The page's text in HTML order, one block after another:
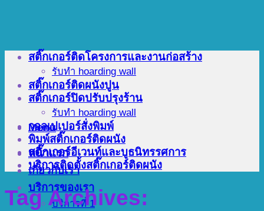
Menu
หน้าแรก
เกี่ยวกับเรา
บริการของเรา
บริการที่ 1
สติ๊กเกอร์ติดโครงการและงานก่อสร้าง
รับทำ hoarding wall
สติ๊กเกอร์ติดผนังปูน
สติ๊กเกอร์ปิดปรับปรุงร้าน
รับทำ hoarding wall
วอลเปเปอร์สั่งพิมพ์
พิมพ์สติ๊กเกอร์ติดผนัง
สติ๊กเกอร์อีเวนท์และบูธนิทรรศการ
บริการติดตั้งสติ๊กเกอร์ติดผนัง
Tag Archives: